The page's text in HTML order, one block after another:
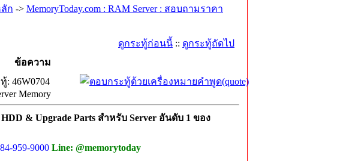
ลัก -> MemoryToday.com : RAM Server : สอบถามราคา
ดูกระทู้ก่อนนี้ :: ดูกระทู้ถัดไป
ข้อความ
46W0704
Memory
& Upgrade Parts สำหรับ Server อันดับ 1 ของ
959-9000 Line: @memorytoday